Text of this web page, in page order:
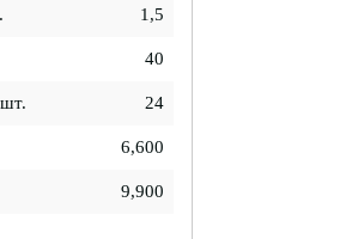
1,5
40
24
6,600
9,900